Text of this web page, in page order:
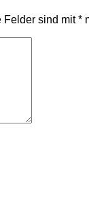
Felder sind mit*